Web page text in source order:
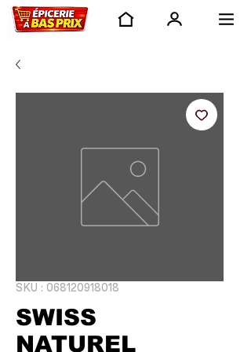
SKU : 068120918018
SWISS
NATUREL